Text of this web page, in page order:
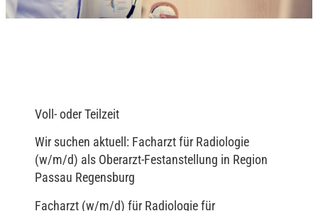
Voll- oder Teilzeit
Wir suchen aktuell: Facharzt für Radiologie
(w/m/d) als Oberarzt-Festanstellung in Region
Passau Regensburg
Facharzt (w/m/d) für Radiologie für